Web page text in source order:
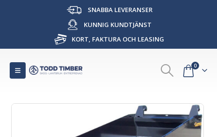
SNABBA LEVERANSER
KUNNIG KUNDTJÄNST
KORT, FAKTURA OCH LEASING
0